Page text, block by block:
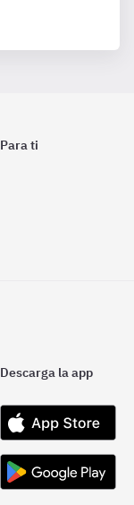
Para ti
Descarga la app